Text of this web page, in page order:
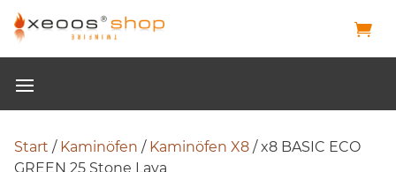
Start / Kaminöfen / Kaminöfen X8 / x8 BASIC ECO
GREEN 25 Stone Lava